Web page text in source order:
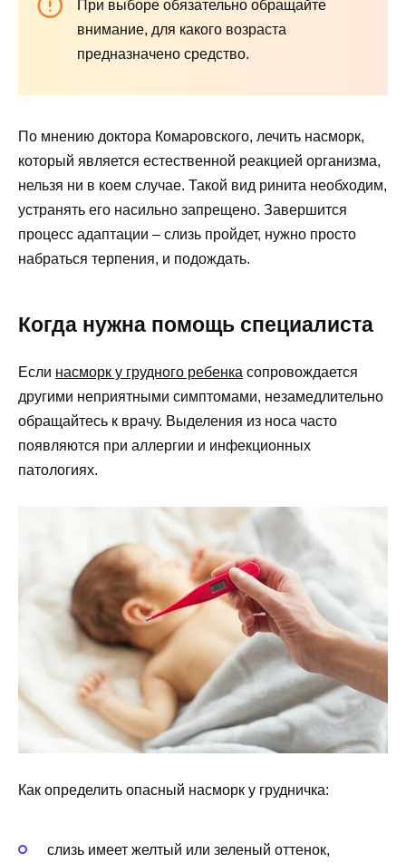
При выборе обязательно обращайте
внимание, для какого возраста
предназначено средство.
По мнению доктора Комаровского, лечить насморк,
который является естественной реакцией организма,
нельзя ни в коем случае. Такой вид ринита необходим,
устранять его насильно запрещено. Завершится
процесс адаптации – слизь пройдет, нужно просто
набраться терпения, и подождать.
Когда нужна помощь специалиста
Если насморк у грудного ребенка сопровождается
другими неприятными симптомами, незамедлительно
обращайтесь к врачу. Выделения из носа часто
появляются при аллергии и инфекционных
патологиях.
Как определить опасный насморк у грудничка:
слизь имеет желтый или зеленый оттенок,